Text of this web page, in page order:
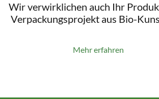
Wir verwirklichen auch Ihr
Verpackungsprojekt aus Bio-
Mehr erfahren